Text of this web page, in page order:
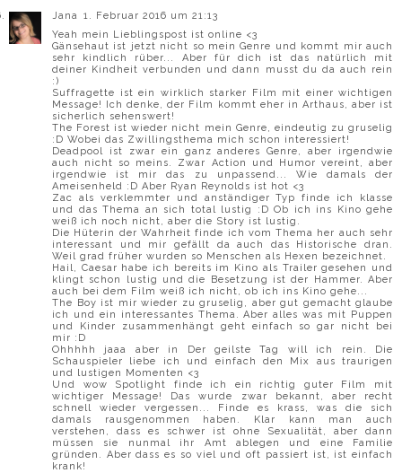
Jana
1. Februar 2016 um 21:13
Yeah mein Lieblingspost ist online <3
Gänsehaut ist jetzt nicht so mein Genre und kommt mir auch
sehr kindlich rüber... Aber für dich ist das natürlich mit
deiner Kindheit verbunden und dann musst du da auch rein
:)
Suffragette ist ein wirklich starker Film mit einer wichtigen
Message! Ich denke, der Film kommt eher in Arthaus, aber ist
sicherlich sehenswert!
The Forest ist wieder nicht mein Genre, eindeutig zu gruselig
:D Wobei das Zwillingsthema mich schon interessiert!
Deadpool ist zwar ein ganz anderes Genre, aber irgendwie
auch nicht so meins. Zwar Action und Humor vereint, aber
irgendwie ist mir das zu unpassend... Wie damals der
Ameisenheld :D Aber Ryan Reynolds ist hot <3
Zac als verklemmter und anständiger Typ finde ich klasse
und das Thema an sich total lustig :D Ob ich ins Kino gehe
weiß ich noch nicht, aber die Story ist lustig.
Die Hüterin der Wahrheit finde ich vom Thema her auch sehr
interessant und mir gefällt da auch das Historische dran.
Weil grad früher wurden so Menschen als Hexen bezeichnet.
Hail, Caesar habe ich bereits im Kino als Trailer gesehen und
klingt schon lustig und die Besetzung ist der Hammer. Aber
auch bei dem Film weiß ich nicht, ob ich ins Kino gehe...
The Boy ist mir wieder zu gruselig, aber gut gemacht glaube
ich und ein interessantes Thema. Aber alles was mit Puppen
und Kinder zusammenhängt geht einfach so gar nicht bei
mir :D
Ohhhhh jaaa aber in Der geilste Tag will ich rein. Die
Schauspieler liebe ich und einfach den Mix aus traurigen
und lustigen Momenten <3
Und wow Spotlight finde ich ein richtig guter Film mit
wichtiger Message! Das wurde zwar bekannt, aber recht
schnell wieder vergessen... Finde es krass, was die sich
damals rausgenommen haben. Klar kann man auch
verstehen, dass es schwer ist ohne Sexualität, aber dann
müssen sie nunmal ihr Amt ablegen und eine Familie
gründen. Aber dass es so viel und oft passiert ist, ist einfach
krank!